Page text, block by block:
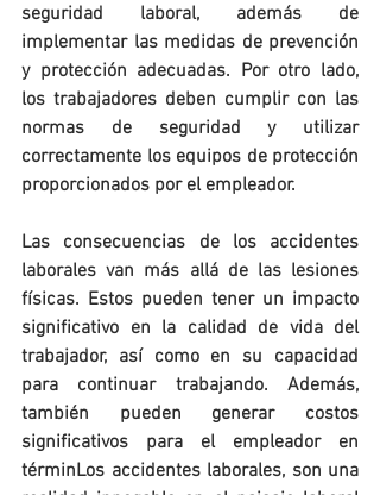
seguridad laboral, además de
implementar las medidas de prevención
y protección adecuadas. Por otro lado,
los trabajadores deben cumplir con las
normas de seguridad y utilizar
correctamente los equipos de protección
proporcionados por el empleador.
Las consecuencias de los accidentes
laborales van más allá de las lesiones
físicas. Estos pueden tener un impacto
significativo en la calidad de vida del
trabajador, así como en su capacidad
para continuar trabajando. Además,
también pueden generar costos
significativos para el empleador en
términLos accidentes laborales, son una